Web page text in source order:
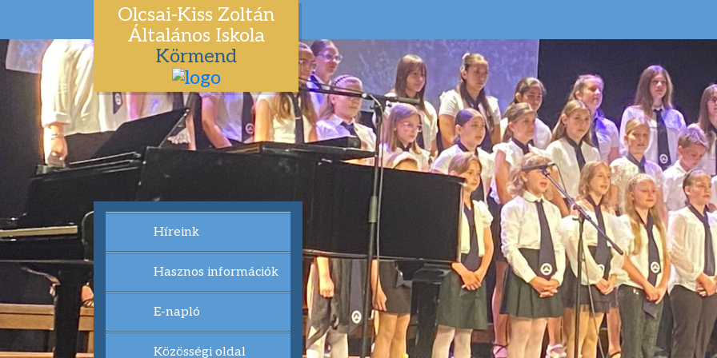
Olcsai-Kiss Zoltán
Általános Iskola
Körmend
Híreink
Hasznos információk
E-napló
Közösségi oldal